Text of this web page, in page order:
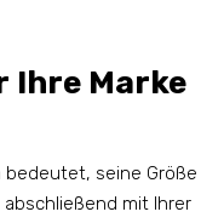
Marke
bedeutet, seine Größe
mit Ihrer